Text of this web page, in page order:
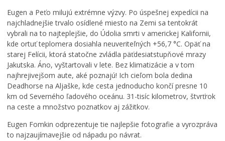
Eugen a Peťo milujú extrémne výzvy. Po úspešnej expedícii na
najchladnejšie trvalo osídlené miesto na Zemi sa tentokrát
vybrali na to najteplejšie, do Údolia smrti v americkej Kalifornii,
kde ortuť teplomera dosiahla neuveriteľných +56,7 °C. Opäť na
starej Felícii, ktorá statočne zvládla päťdesiatstupňové mrazy
Jakutska. Áno, vyštartovali v lete. Bez klimatizácie a v tom
najhrejivejšom aute, aké poznajú! Ich cieľom bola dedina
Deadhorse na Aljaške, kde cesta jednoducho končí presne 10
km od Severného ľadového oceánu. 31-tisíc kilometrov, štvrťrok
na ceste a množstvo poznatkov aj zážitkov.
Eugen Fomkin odprezentuje tie najlepšie fotografie a vyrozpráva
to najzaujímavejšie od nápadu po návrat.